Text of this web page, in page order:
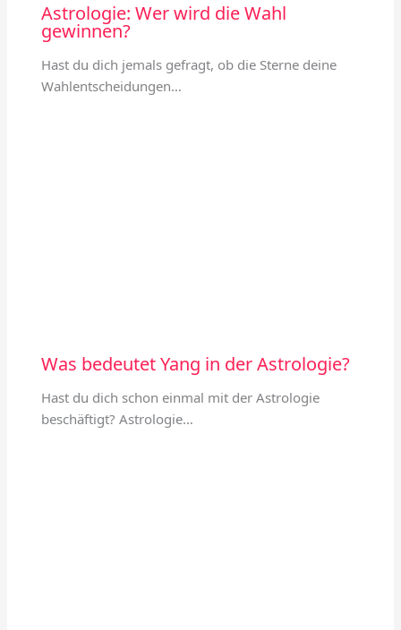
Astrologie: Wer wird die Wahl
gewinnen?
Hast du dich jemals gefragt, ob die Sterne deine
Wahlentscheidungen…
Was bedeutet Yang in der Astrologie?
Hast du dich schon einmal mit der Astrologie
beschäftigt? Astrologie…